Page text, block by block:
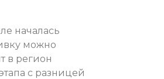
началась
можно
в регион
с разницей